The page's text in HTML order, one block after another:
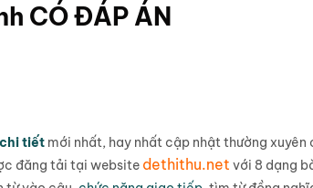
CÓ ĐÁP ÁN
chi tiết mới nhất, hay nhất cập nhật thường xuyên
đăng tải tại website dethithu.net với 8 dạng